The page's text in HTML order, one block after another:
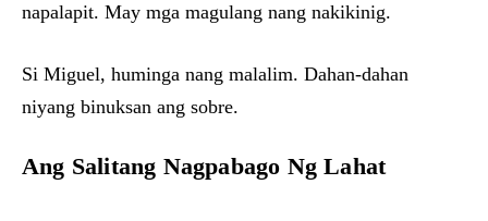
napalapit. May mga magulang nang nakikinig.
Si Miguel, huminga nang malalim. Dahan-dahan
niyang binuksan ang sobre.
Ang Salitang Nagpabago Ng Lahat